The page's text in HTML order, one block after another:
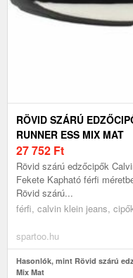
RÖVID SZÁRÚ
RUNNER ESS MIX MAT
27 752 Ft
Rövid szárú edzőcipők
Fekete Kapható férfi
Rövid szárú...
férfi, calvin klein jeans,
spartoo.hu
Hasonlók, mint Rövid szárú
Mix Mat